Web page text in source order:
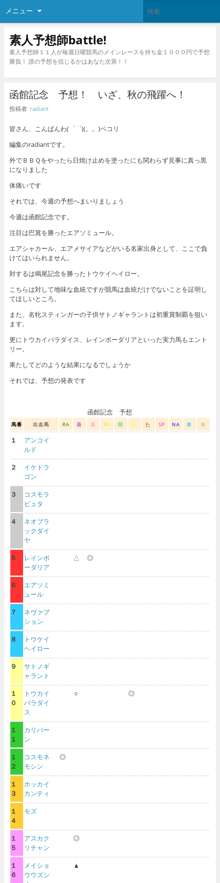
メニュー
素人予想師battle!
素人予想師１１人が毎週日曜競馬のメインレースを持ち金１０００円で予想
勝負！ 誰の予想を信じるかはあなた次第！！
函館記念 予想！ いざ、秋の飛躍へ！
投稿者: radiant
皆さん、こんばんわ(゜゜)(。。)ペコリ
編集のradiantです。
外でＢＢＱをやったら日焼け止めを塗ったにも関わらず見事に真っ黒
になりました
体痛いです
それでは、今週の予想へまいりましょう
今週は函館記念です。
注目は巴賞を勝ったエアソミュール。
エアシャカール、エアメサイアなどがいる名家出身として、ここで負
けてはいられません。
対するは鳴尾記念を勝ったトウケイヘイロー。
こちらは対して地味な血統ですが競馬は血統だけでないことを証明し
てほしいところ。
また、名牝スティンガーの子供サトノギャラントは初重賞制覇を狙い
ます。
更にトウカイパラダイス、レインボーダリアといった実力馬もエント
リー。
果たしてどのような結果になるでしょうか
それでは、予想の発表です
函館記念 予想
馬番 出走馬 RA 葵 真 BK 閑 れ た SP NA 東 ヨ
１
アンコイ
ルド
２
イケドラ
ゴン
３
コスモラ
ピュタ
４
ネオブラ
ックダイ
ヤ
５
レインボ
ーダリア
△ ◎
６
エアソミ
ュール
７
ネヴァブ
ション
８
トウケイ
ヘイロー
９
サトノギ
ャラント
１
０
トウカイ
パラダイ
ス
○ ◎
１
１
カリバー
ン
１
２
コスモネ
モシン
◎
１
３
ホッカイ
カンティ
１
４
モズ
１
５
アスカク
リチャン
◎
１
６
メイショ
ウウズシ
▲